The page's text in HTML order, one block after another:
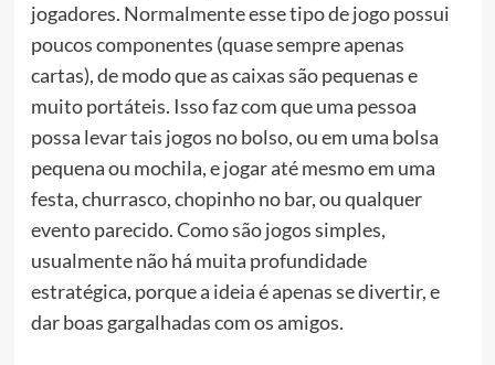
jogadores. Normalmente esse tipo de jogo possui
poucos componentes (quase sempre apenas
cartas), de modo que as caixas são pequenas e
muito portáteis. Isso faz com que uma pessoa
possa levar tais jogos no bolso, ou em uma bolsa
pequena ou mochila, e jogar até mesmo em uma
festa, churrasco, chopinho no bar, ou qualquer
evento parecido. Como são jogos simples,
usualmente não há muita profundidade
estratégica, porque a ideia é apenas se divertir, e
dar boas gargalhadas com os amigos.